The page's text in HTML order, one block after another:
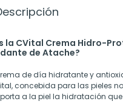
la CVital Crema Hidro-
de Atache?
de día hidratante y
concebida para las pieles
a la piel la hidratación